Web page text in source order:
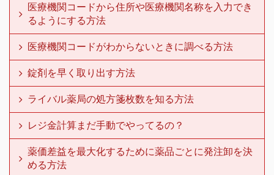
医療機関コードから住所や医療機関名称を入力でき
るようにする方法
医療機関コードがわからないときに調べる方法
錠剤を早く取り出す方法
ライバル薬局の処方箋枚数を知る方法
レジ金計算まだ手動でやってるの？
薬価差益を最大化するために薬品ごとに発注卸を決
める方法